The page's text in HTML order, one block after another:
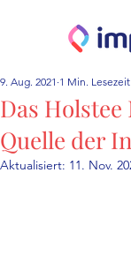
Das
Quelle der
9. Aug. 2021 1 Min. Lesezeit
Aktualisiert: 11. Nov.